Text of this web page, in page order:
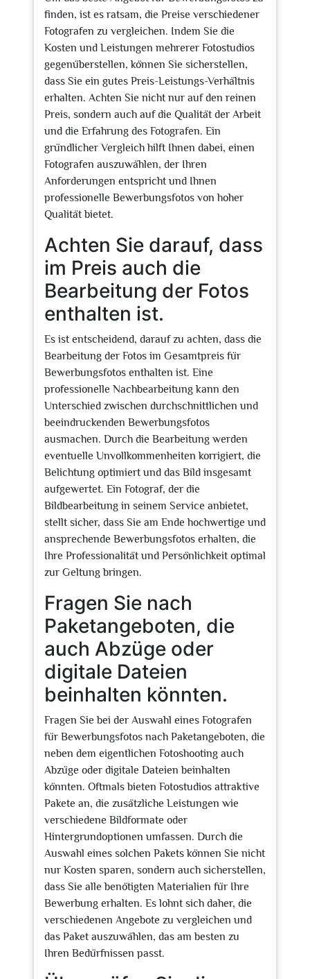
finden, ist es ratsam, die Preise verschiedener
Fotografen zu vergleichen. Indem Sie die
Kosten und Leistungen mehrerer Fotostudios
gegenüberstellen, können Sie sicherstellen,
dass Sie ein gutes Preis-Leistungs-Verhältnis
erhalten. Achten Sie nicht nur auf den reinen
Preis, sondern auch auf die Qualität der Arbeit
und die Erfahrung des Fotografen. Ein
gründlicher Vergleich hilft Ihnen dabei, einen
Fotografen auszuwählen, der Ihren
Anforderungen entspricht und Ihnen
professionelle Bewerbungsfotos von hoher
Qualität bietet.
Achten Sie darauf, dass
im Preis auch die
Bearbeitung der Fotos
enthalten ist.
Es ist entscheidend, darauf zu achten, dass die
Bearbeitung der Fotos im Gesamtpreis für
Bewerbungsfotos enthalten ist. Eine
professionelle Nachbearbeitung kann den
Unterschied zwischen durchschnittlichen und
beeindruckenden Bewerbungsfotos
ausmachen. Durch die Bearbeitung werden
eventuelle Unvollkommenheiten korrigiert, die
Belichtung optimiert und das Bild insgesamt
aufgewertet. Ein Fotograf, der die
Bildbearbeitung in seinem Service anbietet,
stellt sicher, dass Sie am Ende hochwertige und
ansprechende Bewerbungsfotos erhalten, die
Ihre Professionalität und Persönlichkeit optimal
zur Geltung bringen.
Fragen Sie nach
Paketangeboten, die
auch Abzüge oder
digitale Dateien
beinhalten könnten.
Fragen Sie bei der Auswahl eines Fotografen
für Bewerbungsfotos nach Paketangeboten, die
neben dem eigentlichen Fotoshooting auch
Abzüge oder digitale Dateien beinhalten
könnten. Oftmals bieten Fotostudios attraktive
Pakete an, die zusätzliche Leistungen wie
verschiedene Bildformate oder
Hintergrundoptionen umfassen. Durch die
Auswahl eines solchen Pakets können Sie nicht
nur Kosten sparen, sondern auch sicherstellen,
dass Sie alle benötigten Materialien für Ihre
Bewerbung erhalten. Es lohnt sich daher, die
verschiedenen Angebote zu vergleichen und
das Paket auszuwählen, das am besten zu
Ihren Bedürfnissen passt.